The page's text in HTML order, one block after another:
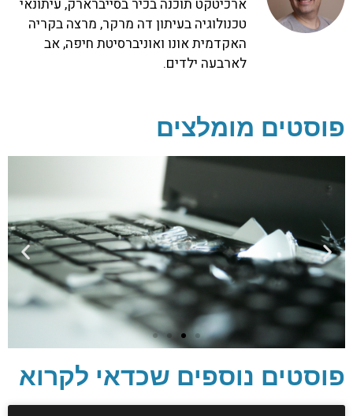
ארכיטקט תוכנה בכיר בסייברארק, עיתונאי
טכנולוגיה בעיתון דה מרקר, מרצה בקריה
האקדמית אונו ואוניברסיטת חיפה, אב
לארבעה ילדים.
פוסטים מומלצים
יסודות בתכנות
פוסטים נוספים שכדאי לקרוא